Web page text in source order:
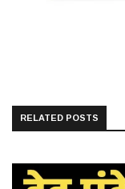
RELATED POSTS